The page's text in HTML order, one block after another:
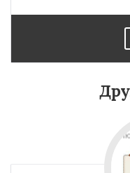
Работаем по
УЗНАТЬ